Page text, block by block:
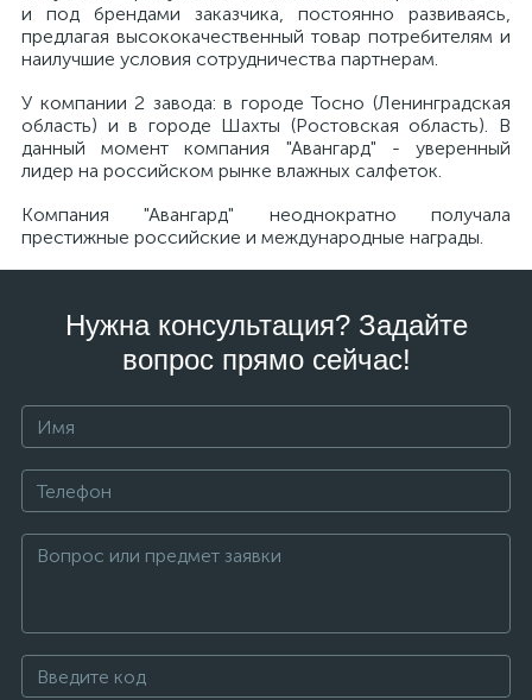
и под брендами заказчика, постоянно развиваясь,
предлагая высококачественный товар потребителям и
наилучшие условия сотрудничества партнерам.
У компании 2 завода: в городе Тосно (Ленинградская
область) и в городе Шахты (Ростовская область). В
данный момент компания "Авангард" - уверенный
лидер на российском рынке влажных салфеток.
Компания "Авангард" неоднократно получала
престижные российские и международные награды.
Нужна консультация? Задайте
вопрос прямо сейчас!